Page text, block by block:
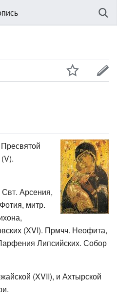
Свт. Арсения,
митр.
(XVI). Прмчч. Неофита,
Липсийских. Собор
(XVII), и Ахтырской